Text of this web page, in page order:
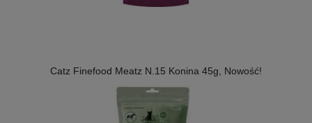
Catz Finefood Meatz N.15 Konina 45g, Nowość!